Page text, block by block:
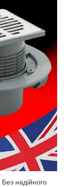
Без надійного